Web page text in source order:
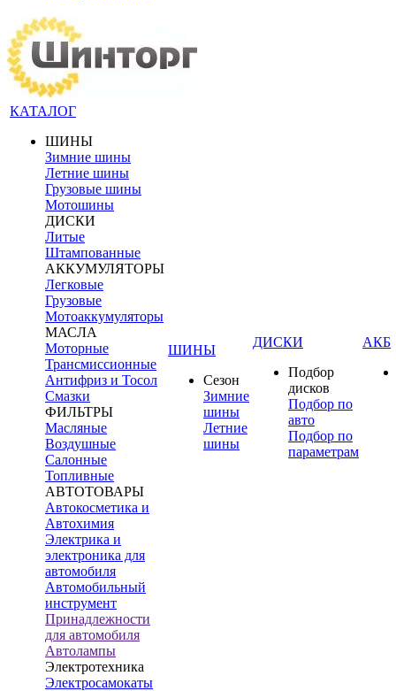
КАТАЛОГ
ШИНЫ
Зимние шины
Летние шины
Грузовые шины
Мотошины
ДИСКИ
Литые
Штампованные
АККУМУЛЯТОРЫ
Легковые
Грузовые
Мотоаккумуляторы
МАСЛА
Моторные
Трансмиссионные
Антифриз и Тосол
Смазки
ФИЛЬТРЫ
Масляные
Воздушные
Салонные
Топливные
АВТОТОВАРЫ
Автокосметика и
Автохимия
Электрика и
электроника для
автомобиля
Автомобильный
инструмент
Принадлежности
для автомобиля
Автолампы
Электротехника
Электросамокаты
ШИНЫ
Сезон
Зимние
шины
Летние
шины
ДИСКИ
Подбор
дисков
Подбор по
авто
Подбор по
параметрам
АКБ